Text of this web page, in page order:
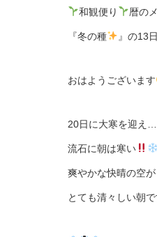
和観便り 暦の
『冬の種 』の13
おはようございます
20日に大寒を迎え…
流石に朝は寒い
爽やかな快晴の空が
とても清々しい朝